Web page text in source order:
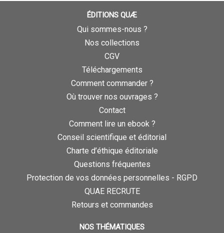
ÉDITIONS QUÆ
Qui sommes-nous ?
Nos collections
CGV
Téléchargements
Comment commander ?
Où trouver nos ouvrages ?
Contact
Comment lire un ebook ?
Conseil scientifique et éditorial
Charte d’éthique éditoriale
Questions fréquentes
Protection de vos données personnelles - RGPD
QUAE RECRUTE
Retours et commandes
NOS THÉMATIQUES